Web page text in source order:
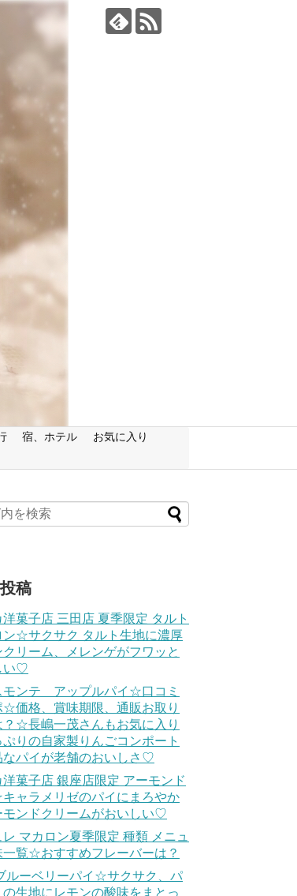
宿、ホテル
お気に入り
稿
洋菓子店 三田店 夏季限定 タルト
ン☆サクサク タルト生地に濃厚
クリーム、メレンゲがフワッと
い♡
モンテ アップルパイ☆口コミ
☆価格、賞味期限、通販お取り
？☆長嶋一茂さんもお気に入り
りの自家製りんごコンポート
なパイが老舗のおいしさ♡
洋菓子店 銀座店限定 アーモンド
ャラメリゼのパイにまろやか
モンドクリームがおいしい♡
レ マカロン夏季限定 種類 メニュ
一覧☆おすすめフレーバーは？
ルーベリーパイ☆サクサク、パ
の生地にレモンの酸味をまとっ